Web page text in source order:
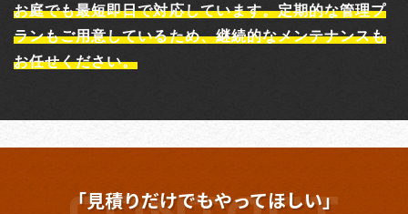
お庭でも最短即日で対応しています。定期的な管理プ
ランもご用意しているため、継続的なメンテナンスも
お任せください。
「見積りだけでもやってほしい」